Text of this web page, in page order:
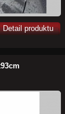
Detail produktu